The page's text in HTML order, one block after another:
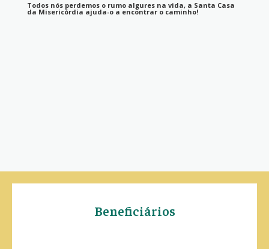
Todos nós perdemos o rumo algures na vida, a Santa Casa
da Misericórdia ajuda-o a encontrar o caminho!
Beneficiários